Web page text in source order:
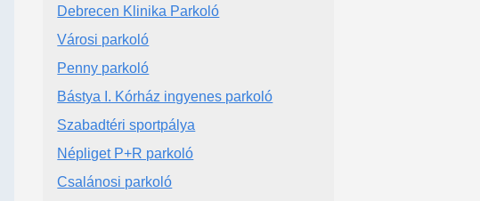
Debrecen Klinika Parkoló
Városi parkoló
Penny parkoló
Bástya I. Kórház ingyenes parkoló
Szabadtéri sportpálya
Népliget P+R parkoló
Csalánosi parkoló